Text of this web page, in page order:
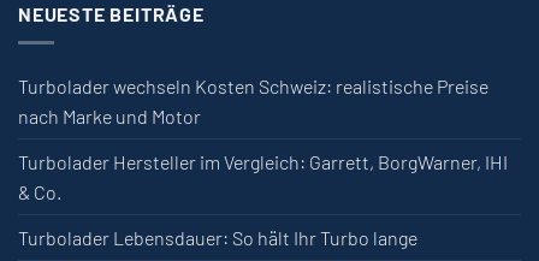
NEUESTE BEITRÄGE
Turbolader wechseln Kosten Schweiz: realistische Preise
nach Marke und Motor
Turbolader Hersteller im Vergleich: Garrett, BorgWarner, IHI
& Co.
Turbolader Lebensdauer: So hält Ihr Turbo lange